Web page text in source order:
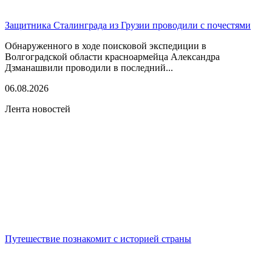
Защитника Сталинграда из Грузии проводили с почестями
Обнаруженного в ходе поисковой экспедиции в
Волгоградской области красноармейца Александра
Дзманашвили проводили в последний...
06.08.2026
Лента новостей
Путешествие познакомит с историей страны